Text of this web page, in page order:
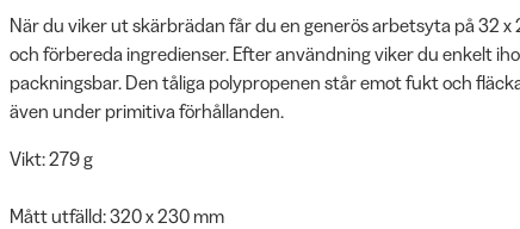
När du viker ut skärbrädan får du en generös arbetsyta på 32
och förbereda ingredienser. Efter användning viker du enkelt
packningsbar. Den tåliga polypropenen står emot fukt och
även under primitiva förhållanden.
Vikt: 279 g
Mått utfälld: 320 x 230 mm